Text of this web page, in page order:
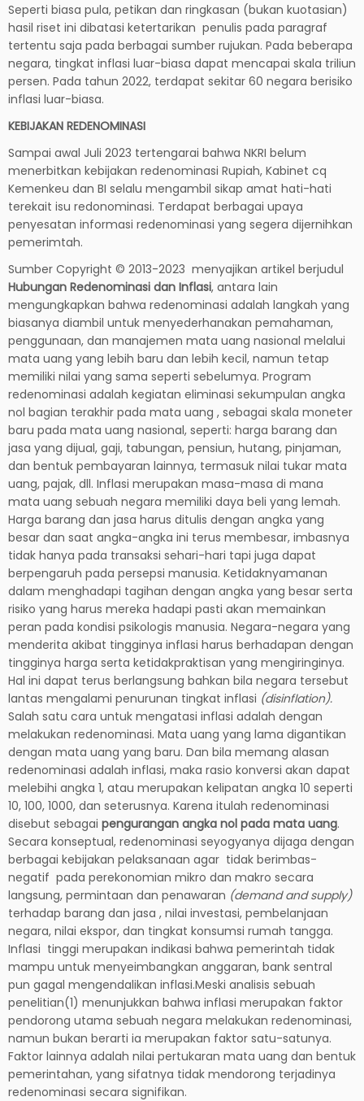
Seperti biasa pula, petikan dan ringkasan (bukan kuotasian)
hasil riset ini dibatasi ketertarikan penulis pada paragraf
tertentu saja pada berbagai sumber rujukan. Pada beberapa
negara, tingkat inflasi luar-biasa dapat mencapai skala triliun
persen. Pada tahun 2022, terdapat sekitar 60 negara berisiko
inflasi luar-biasa.
KEBIJAKAN REDENOMINASI
Sampai awal Juli 2023 tertengarai bahwa NKRI belum
menerbitkan kebijakan redenominasi Rupiah, Kabinet cq
Kemenkeu dan BI selalu mengambil sikap amat hati-hati
terekait isu redonominasi. Terdapat berbagai upaya
penyesatan informasi redenominasi yang segera dijernihkan
pemerimtah.
Sumber Copyright © 2013-2023 menyajikan artikel berjudul
Hubungan Redenominasi dan Inflasi, antara lain
mengungkapkan bahwa redenominasi adalah langkah yang
biasanya diambil untuk menyederhanakan pemahaman,
penggunaan, dan manajemen mata uang nasional melalui
mata uang yang lebih baru dan lebih kecil, namun tetap
memiliki nilai yang sama seperti sebelumya. Program
redenominasi adalah kegiatan eliminasi sekumpulan angka
nol bagian terakhir pada mata uang , sebagai skala moneter
baru pada mata uang nasional, seperti: harga barang dan
jasa yang dijual, gaji, tabungan, pensiun, hutang, pinjaman,
dan bentuk pembayaran lainnya, termasuk nilai tukar mata
uang, pajak, dll. Inflasi merupakan masa-masa di mana
mata uang sebuah negara memiliki daya beli yang lemah.
Harga barang dan jasa harus ditulis dengan angka yang
besar dan saat angka-angka ini terus membesar, imbasnya
tidak hanya pada transaksi sehari-hari tapi juga dapat
berpengaruh pada persepsi manusia. Ketidaknyamanan
dalam menghadapi tagihan dengan angka yang besar serta
risiko yang harus mereka hadapi pasti akan memainkan
peran pada kondisi psikologis manusia. Negara-negara yang
menderita akibat tingginya inflasi harus berhadapan dengan
tingginya harga serta ketidakpraktisan yang mengiringinya.
Hal ini dapat terus berlangsung bahkan bila negara tersebut
lantas mengalami penurunan tingkat inflasi (disinflation).
Salah satu cara untuk mengatasi inflasi adalah dengan
melakukan redenominasi. Mata uang yang lama digantikan
dengan mata uang yang baru. Dan bila memang alasan
redenominasi adalah inflasi, maka rasio konversi akan dapat
melebihi angka 1, atau merupakan kelipatan angka 10 seperti
10, 100, 1000, dan seterusnya. Karena itulah redenominasi
disebut sebagai pengurangan angka nol pada mata uang.
Secara konseptual, redenominasi seyogyanya dijaga dengan
berbagai kebijakan pelaksanaan agar tidak berimbas-
negatif pada perekonomian mikro dan makro secara
langsung, permintaan dan penawaran (demand and supply)
terhadap barang dan jasa , nilai investasi, pembelanjaan
negara, nilai ekspor, dan tingkat konsumsi rumah tangga.
Inflasi tinggi merupakan indikasi bahwa pemerintah tidak
mampu untuk menyeimbangkan anggaran, bank sentral
pun gagal mengendalikan inflasi.Meski analisis sebuah
penelitian(1) menunjukkan bahwa inflasi merupakan faktor
pendorong utama sebuah negara melakukan redenominasi,
namun bukan berarti ia merupakan faktor satu-satunya.
Faktor lainnya adalah nilai pertukaran mata uang dan bentuk
pemerintahan, yang sifatnya tidak mendorong terjadinya
redenominasi secara signifikan.